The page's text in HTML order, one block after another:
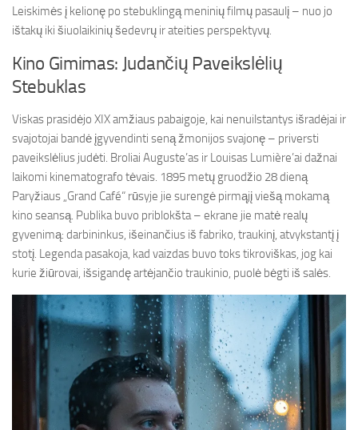
Leiskimės į kelionę po stebuklingą meninių filmų pasaulį – nuo jo
ištakų iki šiuolaikinių šedevrų ir ateities perspektyvų.
Kino Gimimas: Judančių Paveikslėlių
Stebuklas
Viskas prasidėjo XIX amžiaus pabaigoje, kai nenuilstantys išradėjai ir
svajotojai bandė įgyvendinti seną žmonijos svajonę – priversti
paveikslėlius judėti. Broliai Auguste’as ir Louisas Lumière’ai dažnai
laikomi kinematografo tėvais. 1895 metų gruodžio 28 dieną
Paryžiaus „Grand Café“ rūsyje jie surengė pirmąjį viešą mokamą
kino seansą. Publika buvo priblokšta – ekrane jie matė realų
gyvenimą: darbininkus, išeinančius iš fabriko, traukinį, atvykstantį į
stotį. Legenda pasakoja, kad vaizdas buvo toks tikroviškas, jog kai
kurie žiūrovai, išsigandę artėjančio traukinio, puolė bėgti iš salės.